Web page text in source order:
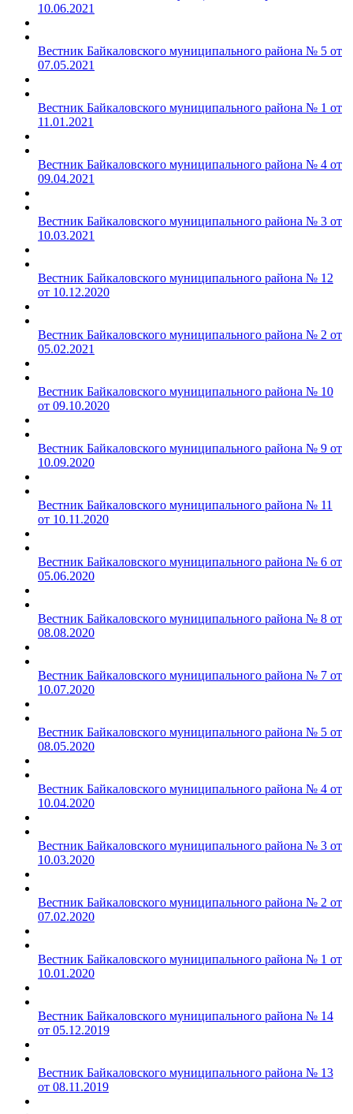
10.06.2021
Вестник Байкаловского муниципального района № 5 от
07.05.2021
Вестник Байкаловского муниципального района № 1 от
11.01.2021
Вестник Байкаловского муниципального района № 4 от
09.04.2021
Вестник Байкаловского муниципального района № 3 от
10.03.2021
Вестник Байкаловского муниципального района № 12
от 10.12.2020
Вестник Байкаловского муниципального района № 2 от
05.02.2021
Вестник Байкаловского муниципального района № 10
от 09.10.2020
Вестник Байкаловского муниципального района № 9 от
10.09.2020
Вестник Байкаловского муниципального района № 11
от 10.11.2020
Вестник Байкаловского муниципального района № 6 от
05.06.2020
Вестник Байкаловского муниципального района № 8 от
08.08.2020
Вестник Байкаловского муниципального района № 7 от
10.07.2020
Вестник Байкаловского муниципального района № 5 от
08.05.2020
Вестник Байкаловского муниципального района № 4 от
10.04.2020
Вестник Байкаловского муниципального района № 3 от
10.03.2020
Вестник Байкаловского муниципального района № 2 от
07.02.2020
Вестник Байкаловского муниципального района № 1 от
10.01.2020
Вестник Байкаловского муниципального района № 14
от 05.12.2019
Вестник Байкаловского муниципального района № 13
от 08.11.2019